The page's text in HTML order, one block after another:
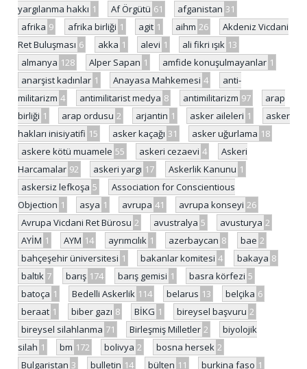
yargılanma hakkı 1 Af Örgütü 61 afganistan 31
afrika 9 afrika birliği 1 agit 1 aihm 26
Akdeniz Vicdani
Ret Buluşması 6 akka 1 alevi 1 ali fikri ışık 13
almanya 128 Alper Sapan 1 amfide konuşulmayanlar 1
anarşist kadınlar 1 Anayasa Mahkemesi 4
anti-
militarizm 4 antimilitarist medya 8 antimilitarizm 97
arap
birliği 1 arap ordusu 2 arjantin 1 asker aileleri 1
asker
hakları inisiyatifi 15 asker kaçağı 31 asker uğurlama 18
askere kötü muamele 55 askeri cezaevi 4
Askeri
Harcamalar 92 askeri yargı 17 Askerlik Kanunu 1
askersiz lefkoşa 5
Association for Conscientious
Objection 1 asya 1 avrupa 41 avrupa konseyi 26
Avrupa Vicdani Ret Bürosu 2 avustralya 5 avusturya 2
AYİM 1 AYM 14 ayrımcılık 1 azerbaycan 8 bae 2
bahçeşehir üniversitesi 1 bakanlar komitesi 4 bakaya 8
baltık 7 barış 174 barış gemisi 1 basra körfezi 5
batoça 1 Bedelli Askerlik 114 belarus 13 belçika 6
beraat 1 biber gazı 8 BİKG 1 bireysel başvuru 2
bireysel silahlanma 71 Birleşmiş Milletler 2
biyolojik
silah 1 bm 172 bolivya 2 bosna hersek 2
Bulgaristan 3 bulletin 14 bülten 11 burkina faso 1